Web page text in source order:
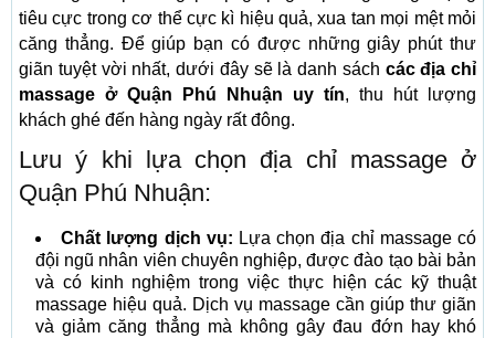
tiêu cực trong cơ thể cực kì hiệu quả, xua tan mọi mệt mỏi
căng thẳng. Để giúp bạn có được những giây phút thư
giãn tuyệt vời nhất, dưới đây sẽ là danh sách các địa chỉ
massage ở Quận Phú Nhuận uy tín, thu hút lượng
khách ghé đến hàng ngày rất đông.
Lưu ý khi lựa chọn địa chỉ massage ở
Quận Phú Nhuận:
Chất lượng dịch vụ: Lựa chọn địa chỉ massage có
đội ngũ nhân viên chuyên nghiệp, được đào tạo bài bản
và có kinh nghiệm trong việc thực hiện các kỹ thuật
massage hiệu quả. Dịch vụ massage cần giúp thư giãn
và giảm căng thẳng mà không gây đau đớn hay khó